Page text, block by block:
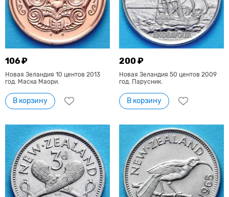
106 ₽
Новая Зеландия 10 центов 2013
год. Маска Маори.
В корзину
200 ₽
Новая Зеландия 50 центов 2009
год. Парусник.
В корзину